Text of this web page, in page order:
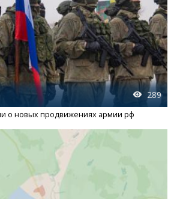
289
о новых продвижениях армии рф